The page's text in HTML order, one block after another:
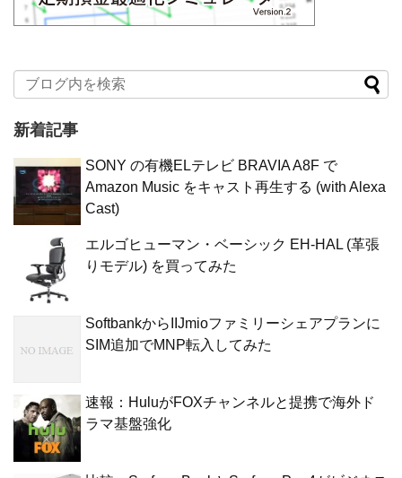
新着記事
SONY の有機ELテレビ BRAVIA A8F で
Amazon Music をキャスト再生する (with Alexa
Cast)
エルゴヒューマン・ベーシック EH-HAL (革張
りモデル) を買ってみた
SoftbankからIIJmioファミリーシェアプランに
SIM追加でMNP転入してみた
速報：HuluがFOXチャンネルと提携で海外ド
ラマ基盤強化